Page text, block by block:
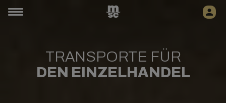
TRANSPORTE FÜR
DEN EINZELHANDEL